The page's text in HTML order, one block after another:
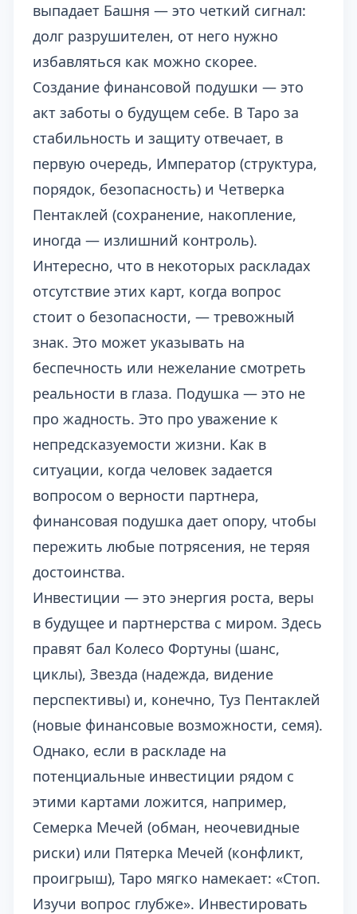
выпадает Башня — это четкий сигнал:
долг разрушителен, от него нужно
избавляться как можно скорее.
Создание финансовой подушки — это
акт заботы о будущем себе. В Таро за
стабильность и защиту отвечает, в
первую очередь, Император (структура,
порядок, безопасность) и Четверка
Пентаклей (сохранение, накопление,
иногда — излишний контроль).
Интересно, что в некоторых раскладах
отсутствие этих карт, когда вопрос
стоит о безопасности, — тревожный
знак. Это может указывать на
беспечность или нежелание смотреть
реальности в глаза. Подушка — это не
про жадность. Это про уважение к
непредсказуемости жизни. Как в
ситуации, когда человек задается
вопросом о верности партнера,
финансовая подушка дает опору, чтобы
пережить любые потрясения, не теряя
достоинства.
Инвестиции — это энергия роста, веры
в будущее и партнерства с миром. Здесь
правят бал Колесо Фортуны (шанс,
циклы), Звезда (надежда, видение
перспективы) и, конечно, Туз Пентаклей
(новые финансовые возможности, семя).
Однако, если в раскладе на
потенциальные инвестиции рядом с
этими картами ложится, например,
Семерка Мечей (обман, неочевидные
риски) или Пятерка Мечей (конфликт,
проигрыш), Таро мягко намекает: «Стоп.
Изучи вопрос глубже». Инвестировать